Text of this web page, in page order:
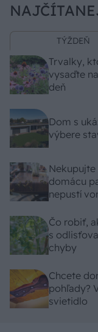
TÝŽDEŇ
Trvalky,
vysaďte
deň
Dom s
výbere
domácu
nepustí
Čo robiť,
s
chyby
Chcete
pohľady?
svietidlo